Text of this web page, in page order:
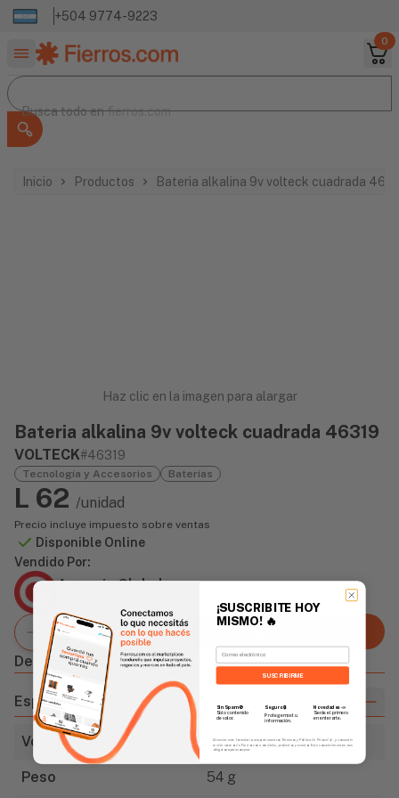
+504 9774-9223
0
Buscar productos
Busca todo en
Busca todo enfierros.com
Inicio Productos Bateria alkalina 9v volteck cuadrada
Haz clic en la imagen para alargar
Bateria alkalina 9v volteck cuadrada 46319
VOLTECK#46319
Tecnología y Accesorios Baterías
L 62 /unidad
Precio incluye impuesto sobre ventas
Disponible Online
Vendido Por:
Agencia Global
2 días - Tiempo de Entrega Promedio
Agregar al carrito
Descripción
Especificaciones
Voltaje nominal 9 V
Peso 54 g
¡SUSCRIBITE HOY
MISMO! 🔥
Email
SUSCRIBIRME
Sin Spam 🚫
Solo contenido
de valor.
Seguro 🔒
Protegemos tu
información.
Novedades📣
Serás el primero
en enterarte.
Al enviar este formulario, aceptás nuestros Términos y Política de Privacidad, y consentís
recibir correos de Fierros con novedades, productos y eventos. Este consentimiento no es
obligatorio para comprar.